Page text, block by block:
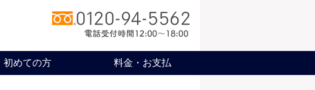
初めての方 料金・お支払